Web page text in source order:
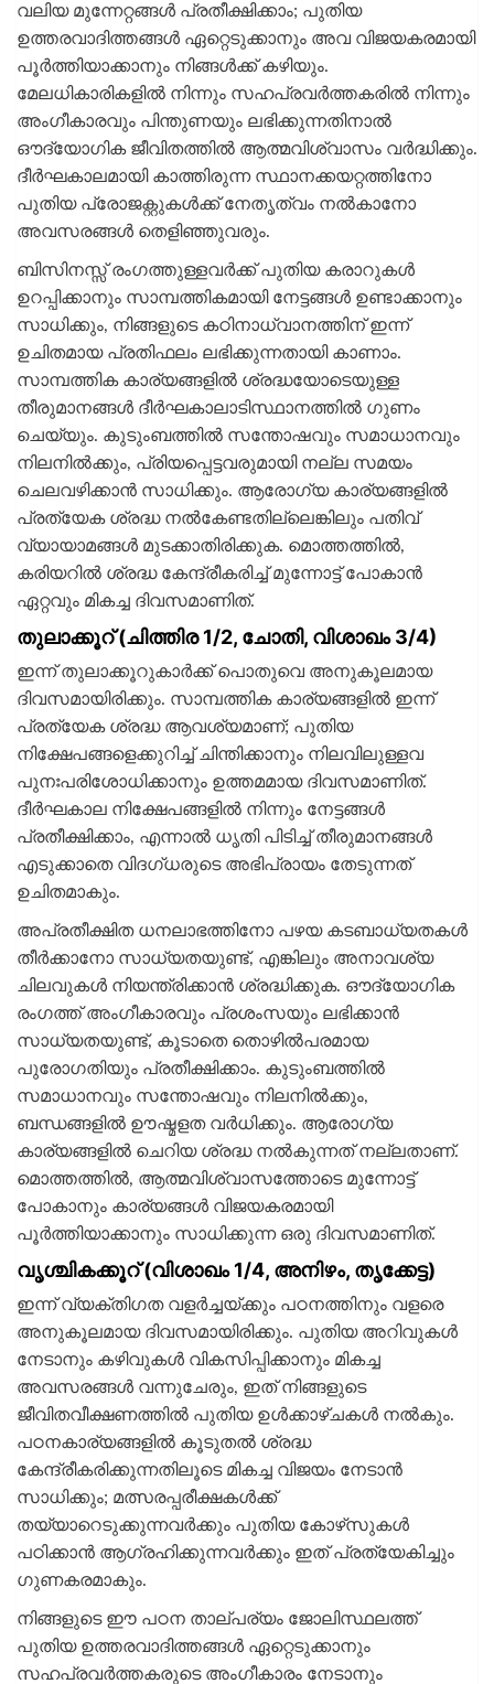
വലിയ മുന്നേറ്റങ്ങള്‍ പ്രതീക്ഷിക്കാം; പുതിയ
ഉത്തരവാദിത്തങ്ങള്‍ ഏറ്റെടുക്കാനും അവ വിജയകരമായി
പൂര്‍ത്തിയാക്കാനും നിങ്ങള്‍ക്ക് കഴിയും.
മേലധികാരികളില്‍ നിന്നും സഹപ്രവര്‍ത്തകരില്‍ നിന്നും
അംഗീകാരവും പിന്തുണയും ലഭിക്കുന്നതിനാല്‍
ഔദ്യോഗിക ജീവിതത്തില്‍ ആത്മവിശ്വാസം വര്‍ദ്ധിക്കും.
ദീര്‍ഘകാലമായി കാത്തിരുന്ന സ്ഥാനക്കയറ്റത്തിനോ
പുതിയ പ്രോജക്റ്റുകള്‍ക്ക് നേതൃത്വം നല്‍കാനോ
അവസരങ്ങള്‍ തെളിഞ്ഞുവരും.
ബിസിനസ്സ് രംഗത്തുള്ളവര്‍ക്ക് പുതിയ കരാറുകള്‍
ഉറപ്പിക്കാനും സാമ്പത്തികമായി നേട്ടങ്ങള്‍ ഉണ്ടാക്കാനും
സാധിക്കും, നിങ്ങളുടെ കഠിനാധ്വാനത്തിന് ഇന്ന്
ഉചിതമായ പ്രതിഫലം ലഭിക്കുന്നതായി കാണാം.
സാമ്പത്തിക കാര്യങ്ങളില്‍ ശ്രദ്ധയോടെയുള്ള
തീരുമാനങ്ങള്‍ ദീര്‍ഘകാലാടിസ്ഥാനത്തില്‍ ഗുണം
ചെയ്യും. കുടുംബത്തില്‍ സന്തോഷവും സമാധാനവും
നിലനില്‍ക്കും, പ്രിയപ്പെട്ടവരുമായി നല്ല സമയം
ചെലവഴിക്കാന്‍ സാധിക്കും. ആരോഗ്യ കാര്യങ്ങളില്‍
പ്രത്യേക ശ്രദ്ധ നല്‍കേണ്ടതില്ലെങ്കിലും പതിവ്
വ്യായാമങ്ങള്‍ മുടക്കാതിരിക്കുക. മൊത്തത്തില്‍,
കരിയറില്‍ ശ്രദ്ധ കേന്ദ്രീകരിച്ച് മുന്നോട്ട് പോകാന്‍
ഏറ്റവും മികച്ച ദിവസമാണിത്.
തുലാക്കൂറ് (ചിത്തിര 1/2, ചോതി, വിശാഖം 3/4)
ഇന്ന് തുലാക്കൂറുകാര്‍ക്ക് പൊതുവെ അനുകൂലമായ
ദിവസമായിരിക്കും. സാമ്പത്തിക കാര്യങ്ങളില്‍ ഇന്ന്
പ്രത്യേക ശ്രദ്ധ ആവശ്യമാണ്; പുതിയ
നിക്ഷേപങ്ങളെക്കുറിച്ച് ചിന്തിക്കാനും നിലവിലുള്ളവ
പുനഃപരിശോധിക്കാനും ഉത്തമമായ ദിവസമാണിത്.
ദീര്‍ഘകാല നിക്ഷേപങ്ങളില്‍ നിന്നും നേട്ടങ്ങള്‍
പ്രതീക്ഷിക്കാം, എന്നാല്‍ ധൃതി പിടിച്ച് തീരുമാനങ്ങള്‍
എടുക്കാതെ വിദഗ്ധരുടെ അഭിപ്രായം തേടുന്നത്
ഉചിതമാകും.
അപ്രതീക്ഷിത ധനലാഭത്തിനോ പഴയ കടബാധ്യതകള്‍
തീര്‍ക്കാനോ സാധ്യതയുണ്ട്, എങ്കിലും അനാവശ്യ
ചിലവുകള്‍ നിയന്ത്രിക്കാന്‍ ശ്രദ്ധിക്കുക. ഔദ്യോഗിക
രംഗത്ത് അംഗീകാരവും പ്രശംസയും ലഭിക്കാന്‍
സാധ്യതയുണ്ട്, കൂടാതെ തൊഴില്‍പരമായ
പുരോഗതിയും പ്രതീക്ഷിക്കാം. കുടുംബത്തില്‍
സമാധാനവും സന്തോഷവും നിലനില്‍ക്കും,
ബന്ധങ്ങളില്‍ ഊഷ്മളത വര്‍ധിക്കും. ആരോഗ്യ
കാര്യങ്ങളില്‍ ചെറിയ ശ്രദ്ധ നല്‍കുന്നത് നല്ലതാണ്.
മൊത്തത്തില്‍, ആത്മവിശ്വാസത്തോടെ മുന്നോട്ട്
പോകാനും കാര്യങ്ങള്‍ വിജയകരമായി
പൂര്‍ത്തിയാക്കാനും സാധിക്കുന്ന ഒരു ദിവസമാണിത്.
വൃശ്ചികക്കൂറ് (വിശാഖം 1/4, അനിഴം, തൃക്കേട്ട)
ഇന്ന് വ്യക്തിഗത വളര്‍ച്ചയ്ക്കും പഠനത്തിനും വളരെ
അനുകൂലമായ ദിവസമായിരിക്കും. പുതിയ അറിവുകള്‍
നേടാനും കഴിവുകള്‍ വികസിപ്പിക്കാനും മികച്ച
അവസരങ്ങള്‍ വന്നുചേരും, ഇത് നിങ്ങളുടെ
ജീവിതവീക്ഷണത്തില്‍ പുതിയ ഉള്‍ക്കാഴ്ചകള്‍ നല്‍കും.
പഠനകാര്യങ്ങളില്‍ കൂടുതല്‍ ശ്രദ്ധ
കേന്ദ്രീകരിക്കുന്നതിലൂടെ മികച്ച വിജയം നേടാന്‍
സാധിക്കും; മത്സരപ്പരീക്ഷകള്‍ക്ക്
തയ്യാറെടുക്കുന്നവര്‍ക്കും പുതിയ കോഴ്‌സുകള്‍
പഠിക്കാന്‍ ആഗ്രഹിക്കുന്നവര്‍ക്കും ഇത് പ്രത്യേകിച്ചും
ഗുണകരമാകും.
നിങ്ങളുടെ ഈ പഠന താല്പര്യം ജോലിസ്ഥലത്ത്
പുതിയ ഉത്തരവാദിത്തങ്ങള്‍ ഏറ്റെടുക്കാനും
സഹപ്രവര്‍ത്തകരുടെ അംഗീകാരം നേടാനും